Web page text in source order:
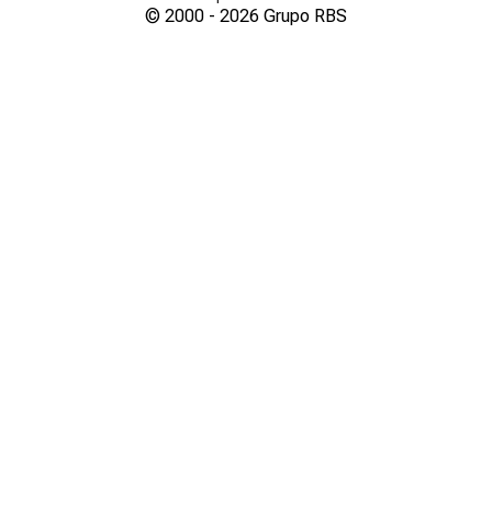
© 2000 - 2026 Grupo RBS